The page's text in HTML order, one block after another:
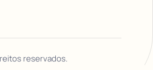
reservados.